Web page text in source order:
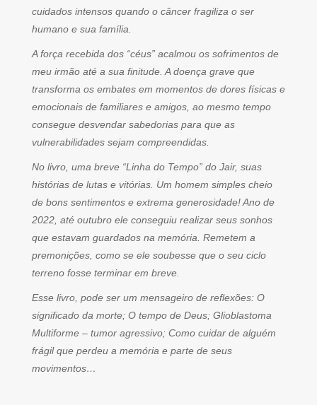
cuidados intensos quando o câncer fragiliza o ser
humano e sua família.
A força recebida dos “céus” acalmou os sofrimentos de
meu irmão até a sua finitude. A doença grave que
transforma os embates em momentos de dores físicas e
emocionais de familiares e amigos, ao mesmo tempo
consegue desvendar sabedorias para que as
vulnerabilidades sejam compreendidas.
No livro, uma breve “Linha do Tempo” do Jair, suas
histórias de lutas e vitórias. Um homem simples cheio
de bons sentimentos e extrema generosidade! Ano de
2022, até outubro ele conseguiu realizar seus sonhos
que estavam guardados na memória. Remetem a
premonições, como se ele soubesse que o seu ciclo
terreno fosse terminar em breve.
Esse livro, pode ser um mensageiro de reflexões: O
significado da morte; O tempo de Deus; Glioblastoma
Multiforme – tumor agressivo; Como cuidar de alguém
frágil que perdeu a memória e parte de seus
movimentos…